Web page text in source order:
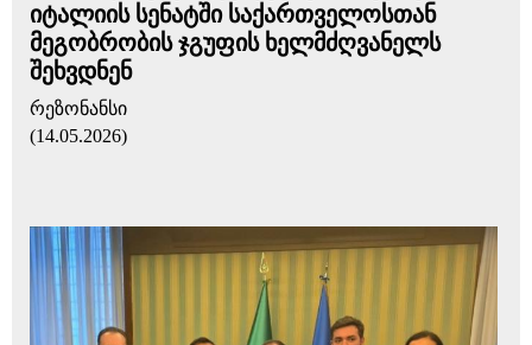
იტალიის სენატში საქართველოსთან
მეგობრობის ჯგუფის ხელმძღვანელს
შეხვდნენ
რეზონანსი
(14.05.2026)